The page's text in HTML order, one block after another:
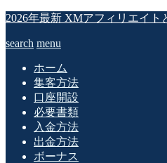
2026年最新 XMアフィリエイト
search menu
ホーム
集客方法
口座開設
必要書類
入金方法
出金方法
ボーナス